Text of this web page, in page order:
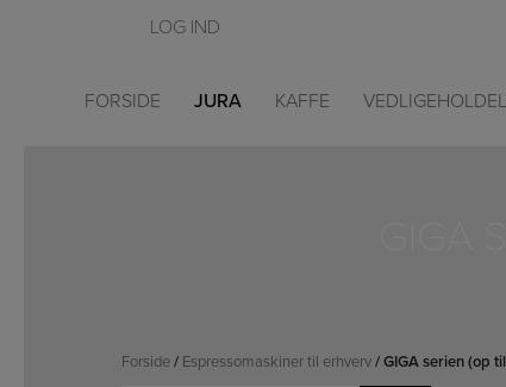
FORSIDE JURA KAFFE
Forside/ Espressomaskiner til erhverv/ GIGA serien (op